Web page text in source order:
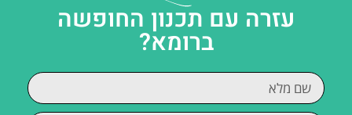
עזרה עם תכנון החופשה
ברומא?